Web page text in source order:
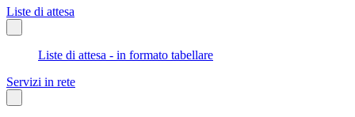
Liste di attesa
Liste di attesa - in formato tabellare
Servizi in rete